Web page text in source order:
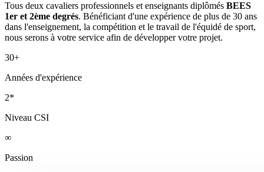
Tous deux cavaliers professionnels et enseignants diplômés BEES
1er et 2ème degrés. Bénéficiant d'une expérience de plus de 30 ans
dans l'enseignement, la compétition et le travail de l'équidé de sport,
nous serons à votre service afin de développer votre projet.
30+
Années d'expérience
2*
Niveau CSI
∞
Passion